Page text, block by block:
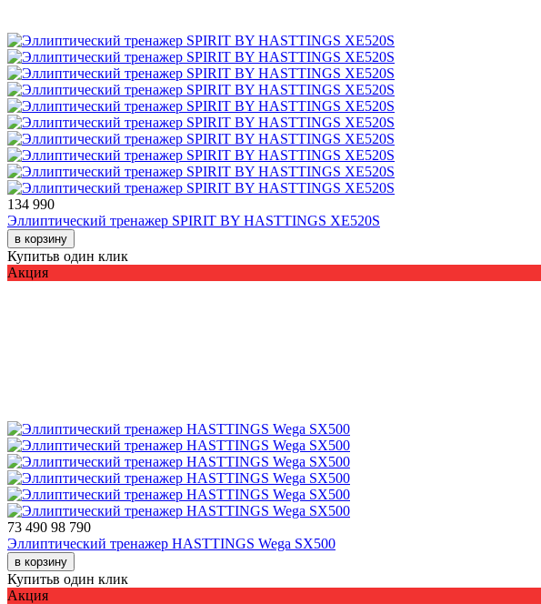
134 990
Эллиптический тренажер SPIRIT BY HASTTINGS XE520S
в корзину
Купитьв один клик
Акция
73 490 98 790
Эллиптический тренажер HASTTINGS Wega SX500
в корзину
Купитьв один клик
Акция